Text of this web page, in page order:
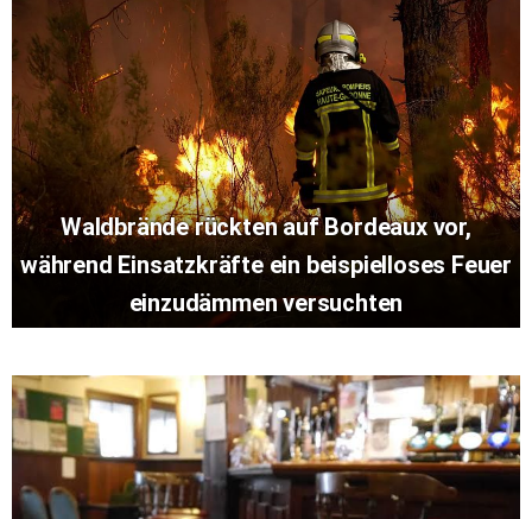
Waldbrände rückten auf Bordeaux vor,
während Einsatzkräfte ein beispielloses Feuer
einzudämmen versuchten